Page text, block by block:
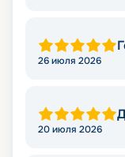
26 июля 2026
20 июля 2026